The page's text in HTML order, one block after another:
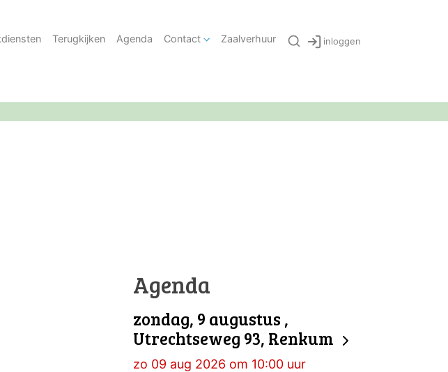
Terugkijken Agenda Contact Zaalverhuur inloggen
Agenda
zondag, 9 augustus ,
Utrechtseweg 93, Renkum
zo 09 aug 2026 om 10:00 uur